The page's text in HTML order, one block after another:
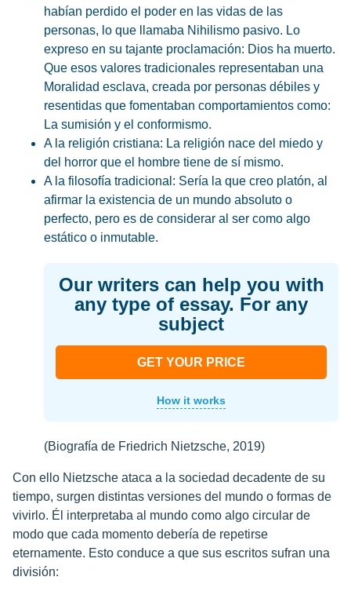
habían perdido el poder en las vidas de las
personas, lo que llamaba Nihilismo pasivo. Lo
expreso en su tajante proclamación: Dios ha muerto.
Que esos valores tradicionales representaban una
Moralidad esclava, creada por personas débiles y
resentidas que fomentaban comportamientos como:
La sumisión y el conformismo.
A la religión cristiana: La religión nace del miedo y
del horror que el hombre tiene de sí mismo.
A la filosofía tradicional: Sería la que creo platón, al
afirmar la existencia de un mundo absoluto o
perfecto, pero es de considerar al ser como algo
estático o inmutable.
Our writers can help you with
any type of essay. For any
subject
GET YOUR PRICE
How it works
(Biografía de Friedrich Nietzsche, 2019)
Con ello Nietzsche ataca a la sociedad decadente de su
tiempo, surgen distintas versiones del mundo o formas de
vivirlo. Él interpretaba al mundo como algo circular de
modo que cada momento debería de repetirse
eternamente. Esto conduce a que sus escritos sufran una
división: